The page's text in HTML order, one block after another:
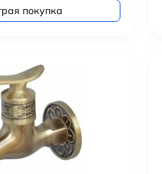
покупка